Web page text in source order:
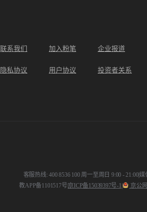
联系我们 加入粉笔 企业报道
隐私协议 用户协议 投资者关系
客服热线: 400 8536 100 周一至周日 9:00 - 21:00|媒
教APP备1101517号 京ICP备15039397号-1 京公